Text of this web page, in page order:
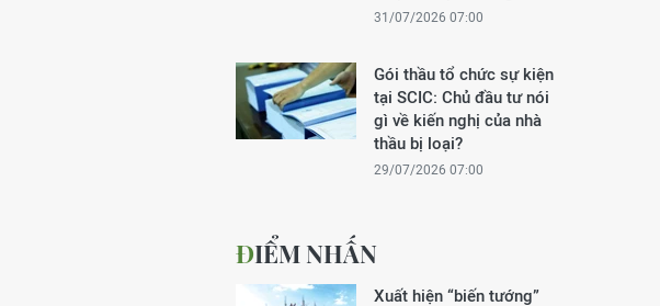
31/07/2026 07:00
Gói thầu tổ chức sự kiện
tại SCIC: Chủ đầu tư nói
gì về kiến nghị của nhà
thầu bị loại?
29/07/2026 07:00
ĐIỂM NHẤN
Xuất hiện “biến tướng”